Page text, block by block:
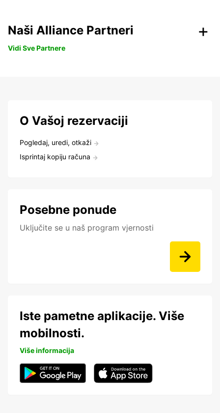
Naši Alliance Partneri
Vidi Sve Partnere
O Vašoj rezervaciji
Pogledaj, uredi, otkaži
Isprintaj kopiju računa
Posebne ponude
Uključite se u naš program vjernosti
Iste pametne aplikacije. Više
mobilnosti.
Više informacija